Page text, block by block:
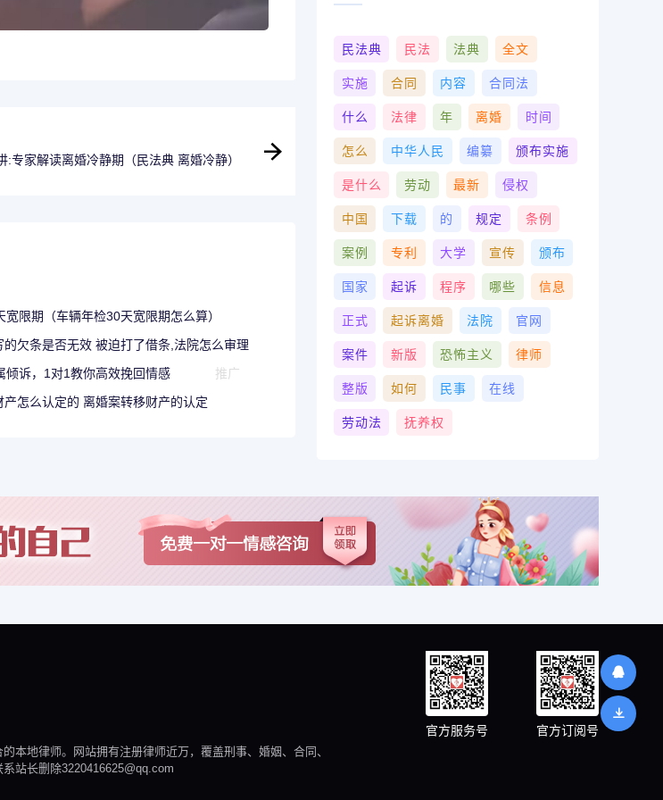
:专家解读离婚冷静期（民法典 离婚冷静）
宽限期（车辆年检30天宽限期怎么算）
的欠条是否无效 被迫打了借条,法院怎么审理
倾诉，1对1教你高效挽回情感
推广
产怎么认定的 离婚案转移财产的认定
民法典 民法 法典 全文
实施 合同 内容 合同法
什么 法律 年 离婚 时间
怎么 中华人民 编纂 颁布实施
是什么 劳动 最新 侵权
中国 下载 的 规定 条例
案例 专利 大学 宣传 颁布
国家 起诉 程序 哪些 信息
正式 起诉离婚 法院 官网
案件 新版 恐怖主义 律师
整版 如何 民事 在线
劳动法 抚养权
官方服务号 官方订阅号
本地律师。网站拥有注册律师近万，覆盖刑事、婚姻、合同、
站长删除3220416625@qq.com